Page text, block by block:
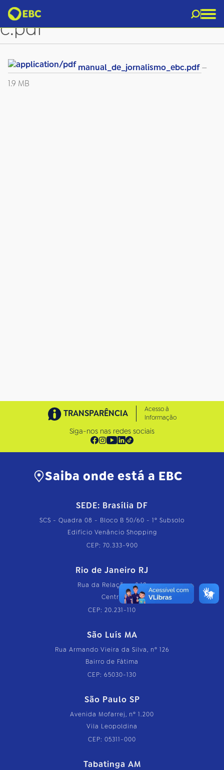
manual_de_jornalismo_eb
c.pdf
manual_de_jornalismo_ebc.pdf—
1.9 MB
TRANSPARÊNCIA
Acesso à
Informação
Siga-nos nas redes sociais
Saiba onde está a EBC
SEDE: Brasília DF
SCS - Quadra 08 - Bloco B 50/60 - 1º Subsolo
Edifício Venâncio Shopping
CEP: 70.333-900
Rio de Janeiro RJ
Rua da Relação, nº 18
Centro
CEP: 20.231-110
São Luís MA
Rua Armando Vieira da Silva, nº 126
Bairro de Fátima
CEP: 65030-130
São Paulo SP
Avenida Mofarrej, nº 1.200
Vila Leopoldina
CEP: 05311-000
Tabatinga AM